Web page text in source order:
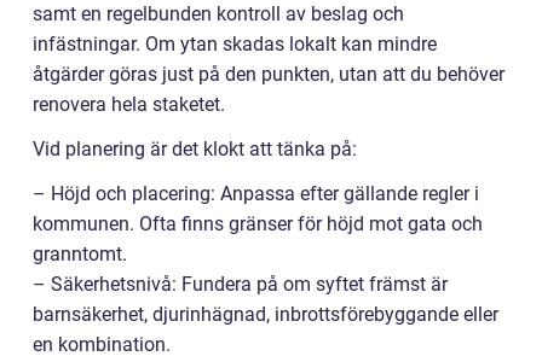
samt en regelbunden kontroll av beslag och
infästningar. Om ytan skadas lokalt kan mindre
åtgärder göras just på den punkten, utan att du behöver
renovera hela staketet.
Vid planering är det klokt att tänka på:
– Höjd och placering: Anpassa efter gällande regler i
kommunen. Ofta finns gränser för höjd mot gata och
granntomt.
– Säkerhetsnivå: Fundera på om syftet främst är
barnsäkerhet, djurinhägnad, inbrottsförebyggande eller
en kombination.